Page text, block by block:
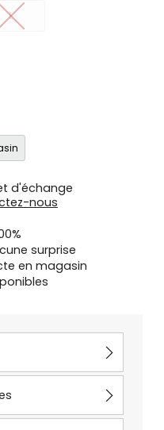
L
d'échange
nous
surprise
en magasin